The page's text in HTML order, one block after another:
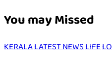
You may Missed
KERALALATEST NEWSLIFE